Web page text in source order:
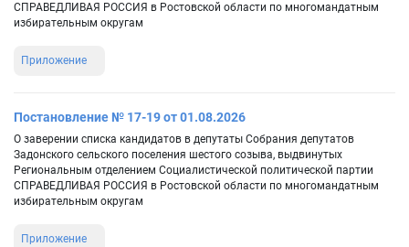
СПРАВЕДЛИВАЯ РОССИЯ в Ростовской области по многомандатным
избирательным округам
Приложение
Постановление № 17-19 от 01.08.2026
О заверении списка кандидатов в депутаты Собрания депутатов
Задонского сельского поселения шестого созыва, выдвинутых
Региональным отделением Социалистической политической партии
СПРАВЕДЛИВАЯ РОССИЯ в Ростовской области по многомандатным
избирательным округам
Приложение